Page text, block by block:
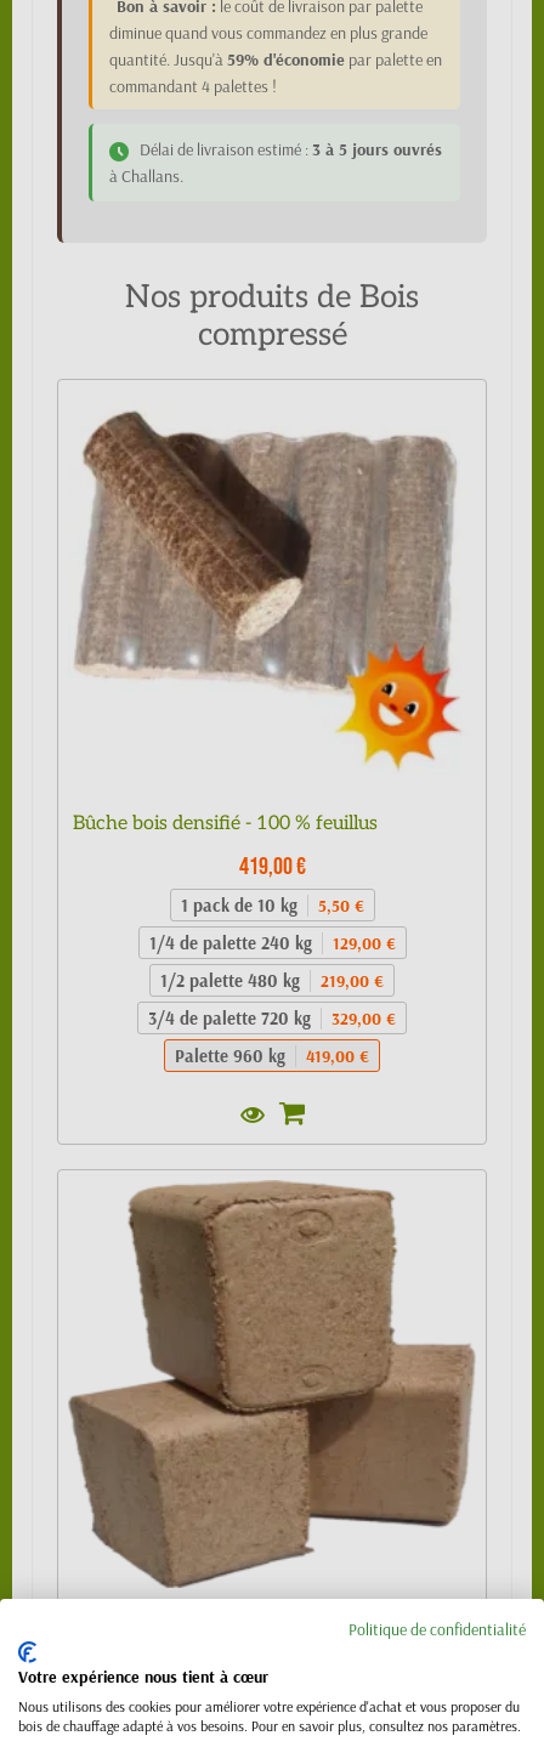
Bon à savoir : le coût de livraison par palette
diminue quand vous commandez en plus grande
quantité. Jusqu'à59% d'économie par palette en
commandant 4 palettes !
Délai de livraison estimé : 3 à 5 jours ouvrés
à Challans.
Nos produits de Bois
compressé
Bûche bois densifié - 100 % feuillus
419,00 €
1 pack de 10 kg 5,50 €
1/4 de palette 240 kg 129,00 €
1/2 palette 480 kg 219,00 €
3/4 de palette 720 kg 329,00 €
Palette 960 kg 419,00 €
1 pack de 10 kg 6,00 €
1/4 de palette 240 kg 129,00 €
Politique de confidentialité
Votre expérience nous tient à cœur
Nous utilisons des cookies pour améliorer votre expérience d'achat et vous proposer du
bois de chauffage adapté à vos besoins. Pour en savoir plus, consultez nos paramètres.